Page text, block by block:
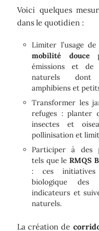
Voici quelques
dans le quotidien :
Limiter l’usage
mobilité douce
émissions et de
naturels dont
amphibiens et
Transformer les
refuges : planter
insectes et
pollinisation et
Participer à des
tels que le RMQS
: ces
biologique des
indicateurs et
naturels.
La création de